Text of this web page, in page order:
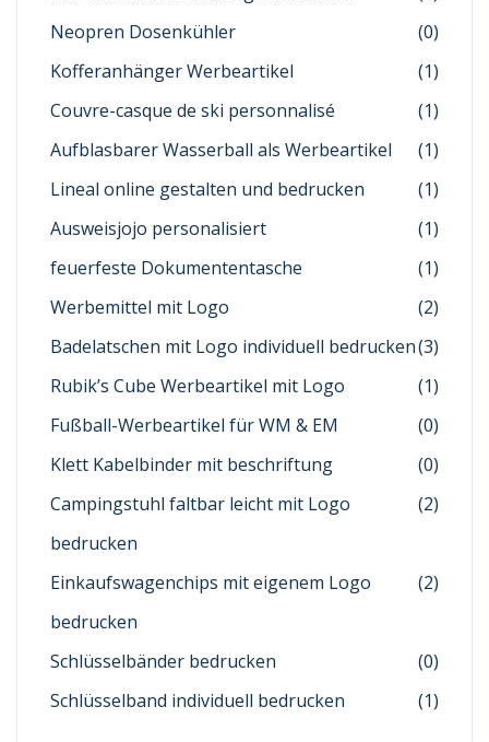
Neopren Dosenkühler
(0)
Kofferanhänger Werbeartikel
(1)
Couvre-casque de ski personnalisé
(1)
Aufblasbarer Wasserball als Werbeartikel
(1)
Lineal online gestalten und bedrucken
(1)
Ausweisjojo personalisiert
(1)
feuerfeste Dokumententasche
(1)
Werbemittel mit Logo
(2)
Badelatschen mit Logo individuell bedrucken(3)
Rubik’s Cube Werbeartikel mit Logo
(1)
Fußball-Werbeartikel für WM & EM
(0)
Klett Kabelbinder mit beschriftung
(0)
Campingstuhl faltbar leicht mit Logo
bedrucken
(2)
Einkaufswagenchips mit eigenem Logo
bedrucken
(2)
Schlüsselbänder bedrucken
(0)
Schlüsselband individuell bedrucken
(1)